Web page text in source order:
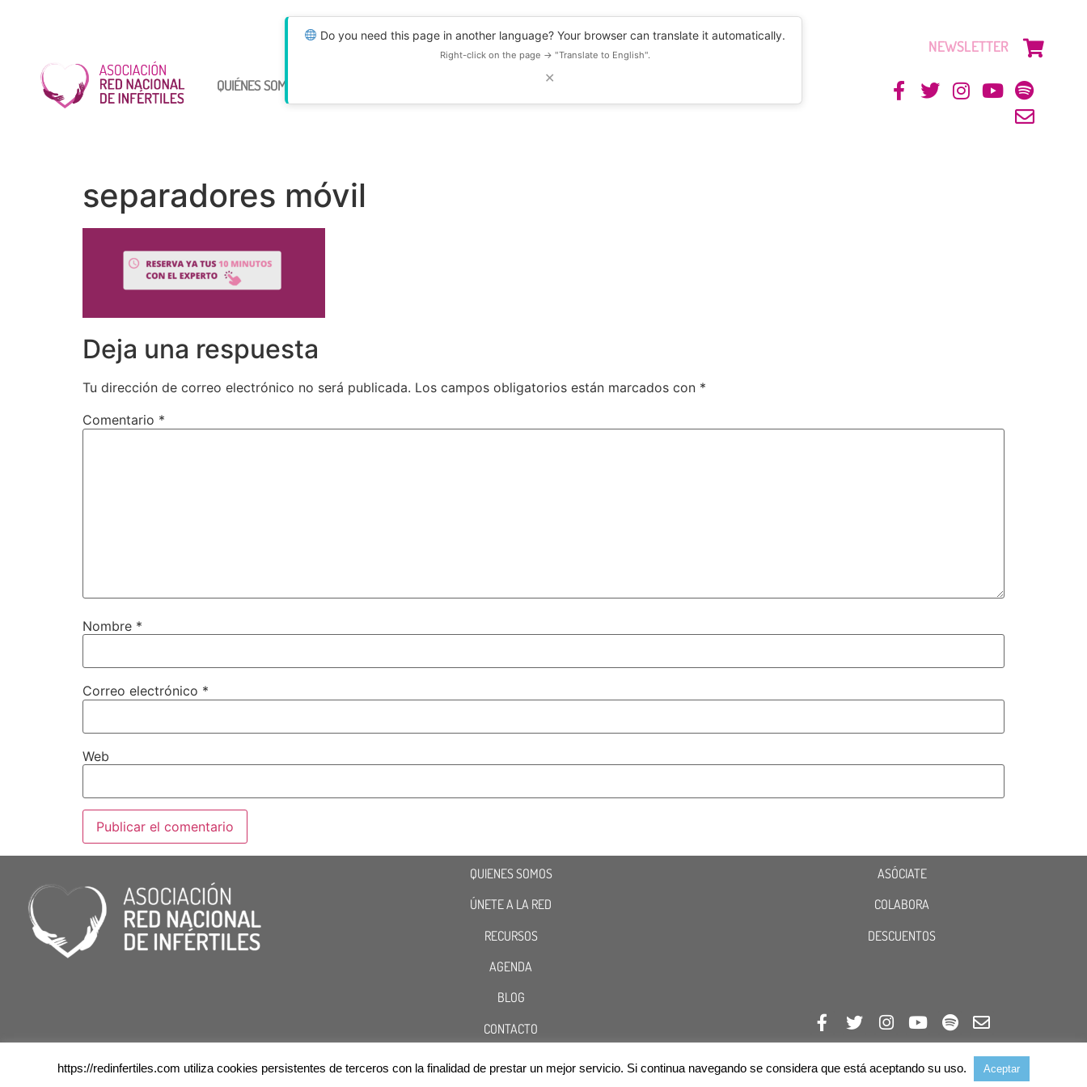
Do you need this page in another language? Your browser can translate it automatically.
Right-click on the page → "Translate to English".
✕
QUIÉNES SOMOS RECURSOS
NEWSLETTER
separadores móvil
Deja una respuesta
Tu dirección de correo electrónico no será publicada. Los campos obligatorios están marcados con *
Comentario *
Nombre *
Correo electrónico *
Web
QUIENES SOMOS
ÚNETE A LA RED
RECURSOS
AGENDA
BLOG
CONTACTO
Cookies Aviso Legal Política de Privacidad
ASÓCIATE
COLABORA
DESCUENTOS
https://redinfertiles.com utiliza cookies persistentes de terceros con la finalidad de prestar un mejor servicio. Si continua navegando se considera que está aceptando su uso. Aceptar